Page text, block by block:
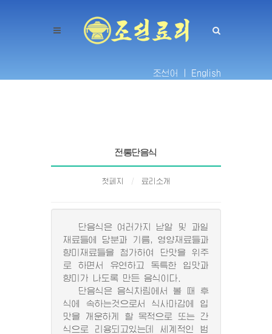
조선어 | English
전통단음식
첫페지 료리소개
단음식은 여러가지 낟알 및 과일
재료들에 당분과 기름, 영양재료들과
향미재료들을 첨가하여 단맛을 위주
로 하면서 유연하고 독특한 입맛과
향미가 나도록 만든 음식이다.
단음식은 음식차림에서 볼 때 후
식에 속하는것으로서 식사마감에 입
맛을 개운하게 할 목적으로 또는 간
식으로 리용되고있는데 세계적인 범